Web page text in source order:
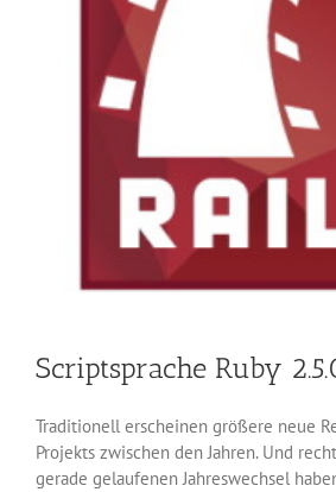
Scriptsprache Ruby
Traditionell erscheinen größere neue
Projekts zwischen den Jahren. Und
gerade gelaufenen Jahreswechsel